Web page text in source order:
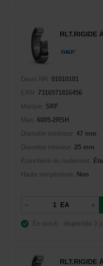
RLT.RIGIDE
Dexis NR:
01010101
EAN:
7316571816456
Marque:
SKF
Man:
6005-2RSH
Diamètre extérieur: 47 mm
Diamètre intérieur: 25 mm
Étanchéité du roulement:
Haute température:
Non
EA
En stock : disponible 3
RLT.RIGIDE